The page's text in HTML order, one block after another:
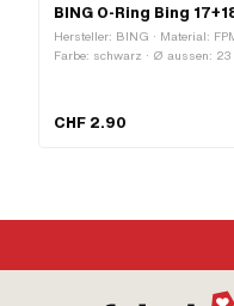
BING O-Ring Bing
Hersteller: BING · Material:
Farbe: schwarz · Ø aussen:
CHF 2.90